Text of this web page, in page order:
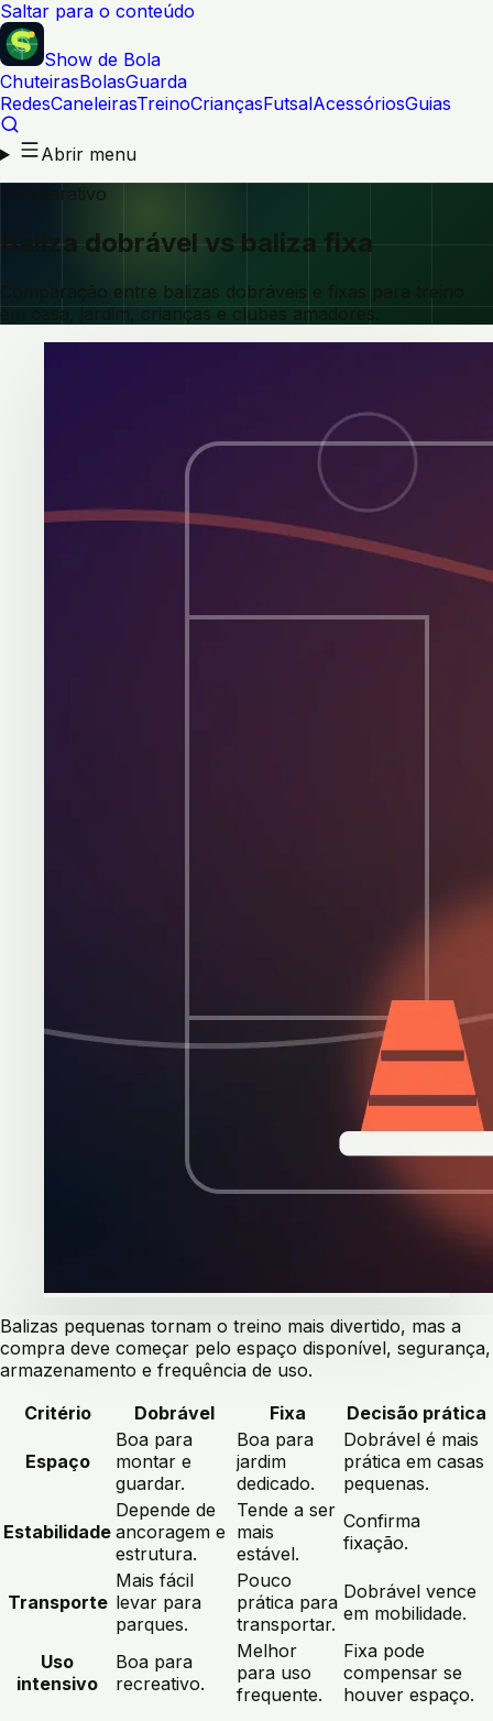
Saltar para o conteúdo
Show de Bola
ChuteirasBolasGuarda
RedesCaneleirasTreinoCriançasFutsalAcessóriosGuias
Abrir menu
Comparativo
Baliza dobrável vs baliza fixa
Comparação entre balizas dobráveis e fixas para treino
em casa, jardim, crianças e clubes amadores.
Balizas pequenas tornam o treino mais divertido, mas a
compra deve começar pelo espaço disponível, segurança,
armazenamento e frequência de uso.
Critério
Dobrável Fixa Decisão prática
Espaço
Boa para
montar e
guardar.
Boa para
jardim
dedicado.
Dobrável é mais
prática em casas
pequenas.
Estabilidade
Depende de
ancoragem e
estrutura.
Tende a ser
mais
estável.
Confirma
fixação.
Transporte
Mais fácil
levar para
parques.
Pouco
prática para
transportar.
Dobrável vence
em mobilidade.
Uso
intensivo
Boa para
recreativo.
Melhor
para uso
frequente.
Fixa pode
compensar se
houver espaço.